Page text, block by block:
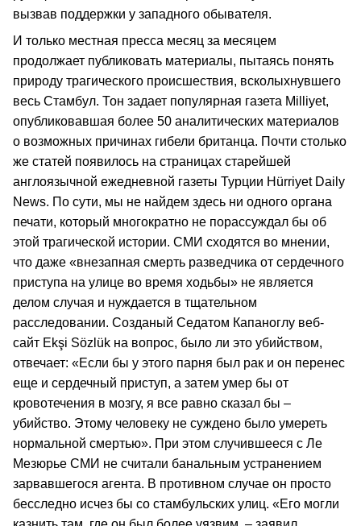
вызвав поддержки у западного обывателя.
И только местная пресса месяц за месяцем
продолжает публиковать материалы, пытаясь понять
природу трагического происшествия, всколыхнувшего
весь Стамбул. Тон задает популярная газета Milliyet,
опубликовавшая более 50 аналитических материалов
о возможных причинах гибели британца. Почти столько
же статей появилось на страницах старейшей
англоязычной ежедневной газеты Турции Hürriyet Daily
News. По сути, мы не найдем здесь ни одного органа
печати, который многократно не порассуждал бы об
этой трагической истории. СМИ сходятся во мнении,
что даже «внезапная смерть разведчика от сердечного
приступа на улице во время ходьбы» не является
делом случая и нуждается в тщательном
расследовании. Созданый Седатом Капаноглу веб-
сайт Ekşi Sözlük на вопрос, было ли это убийством,
отвечает: «Если бы у этого парня был рак и он перенес
еще и сердечный приступ, а затем умер бы от
кровотечения в мозгу, я все равно сказал бы –
убийство. Этому человеку не суждено было умереть
нормальной смертью». При этом случившееся с Ле
Мезюрье СМИ не считали банальным устранением
зарвавшегося агента. В противном случае он просто
бесследно исчез бы со стамбульских улиц. «Его могли